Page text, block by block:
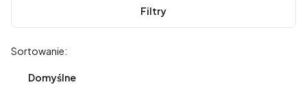
Filtry
Lista produktów
Sortowanie:
Domyślne